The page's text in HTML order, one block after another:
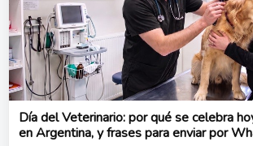
Día del Veterinario: por qué se celebra
en Argentina, y frases para enviar por